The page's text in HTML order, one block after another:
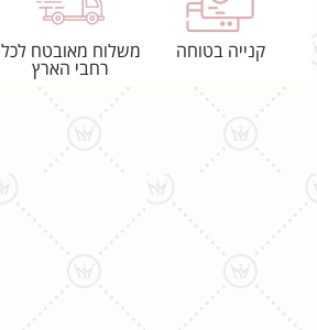
קנייה בטוחה
משלוח מאובטח לכל
רחבי הארץ